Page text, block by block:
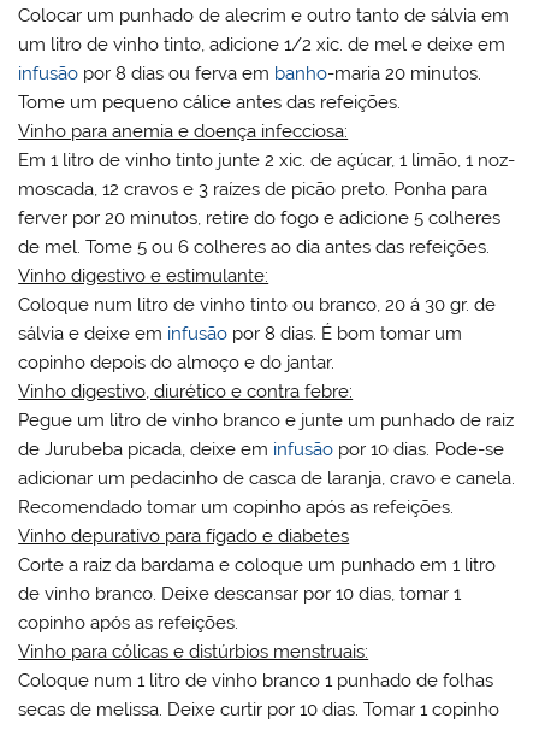
Colocar um punhado de alecrim e outro tanto de sálvia em
um litro de vinho tinto, adicione 1/2 xic. de mel e deixe em
infusão por 8 dias ou ferva em banho-maria 20 minutos.
Tome um pequeno cálice antes das refeições.
Vinho para anemia e doença infecciosa:
Em 1 litro de vinho tinto junte 2 xic. de açúcar, 1 limão, 1 noz-
moscada, 12 cravos e 3 raízes de picão preto. Ponha para
ferver por 20 minutos, retire do fogo e adicione 5 colheres
de mel. Tome 5 ou 6 colheres ao dia antes das refeições.
Vinho digestivo e estimulante:
Coloque num litro de vinho tinto ou branco, 20 á 30 gr. de
sálvia e deixe em infusão por 8 dias. É bom tomar um
copinho depois do almoço e do jantar.
Vinho digestivo, diurético e contra febre:
Pegue um litro de vinho branco e junte um punhado de raiz
de Jurubeba picada, deixe em infusão por 10 dias. Pode-se
adicionar um pedacinho de casca de laranja, cravo e canela.
Recomendado tomar um copinho após as refeições.
Vinho depurativo para fígado e diabetes
Corte a raiz da bardama e coloque um punhado em 1 litro
de vinho branco. Deixe descansar por 10 dias, tomar 1
copinho após as refeições.
Vinho para cólicas e distúrbios menstruais:
Coloque num 1 litro de vinho branco 1 punhado de folhas
secas de melissa. Deixe curtir por 10 dias. Tomar 1 copinho